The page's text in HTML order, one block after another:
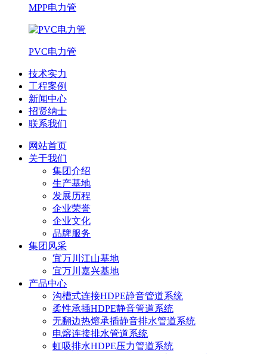
MPP电力管
PVC电力管
技术实力
工程案例
新闻中心
招贤纳士
联系我们
网站首页
关于我们
集团介绍
生产基地
发展历程
企业荣誉
企业文化
品牌服务
集团风采
宜万川江山基地
宜万川嘉兴基地
产品中心
沟槽式连接HDPE静音管道系统
柔性承插HDPE静音管道系统
无翻边热熔承插静音排水管道系统
电熔连接排水管道系统
虹吸排水HDPE压力管道系统